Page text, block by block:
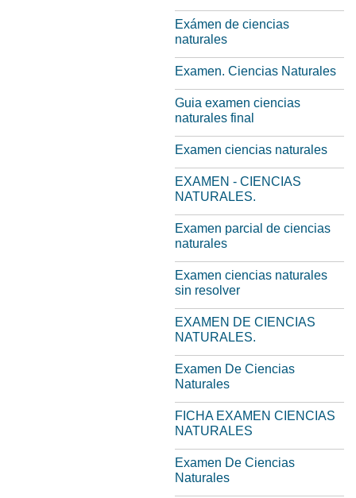
Exámen de ciencias
naturales
Examen. Ciencias Naturales
Guia examen ciencias
naturales final
Examen ciencias naturales
EXAMEN - CIENCIAS
NATURALES.
Examen parcial de ciencias
naturales
Examen ciencias naturales
sin resolver
EXAMEN DE CIENCIAS
NATURALES.
Examen De Ciencias
Naturales
FICHA EXAMEN CIENCIAS
NATURALES
Examen De Ciencias
Naturales